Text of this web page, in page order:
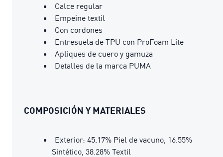
Calce regular
Empeine textil
Con cordones
Entresuela de TPU con ProFoam Lite
Apliques de cuero y gamuza
Detalles de la marca PUMA
COMPOSICIÓN Y MATERIALES
Exterior: 45.17% Piel de vacuno, 16.55%
Sintético, 38.28% Textil